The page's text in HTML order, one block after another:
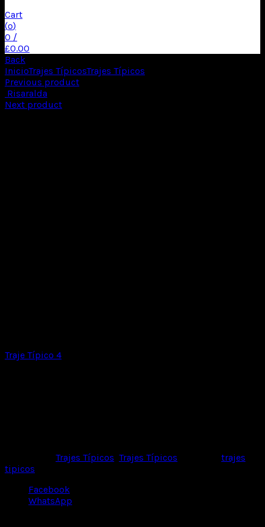
Cart
(o)
0 /
£0.00
Back
InicioTrajes TípicosTrajes Típicos
Previous product
Risaralda
Next product
Traje Típico 4
Trajes Típicos Trajes Típicos
trajes
tipicos
Facebook
WhatsApp